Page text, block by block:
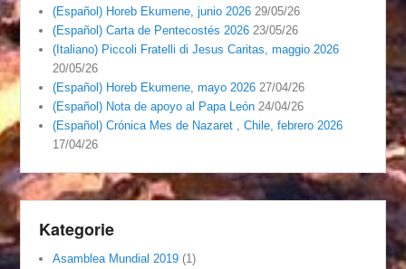
(Español) Horeb Ekumene, junio 2026 29/05/26
(Español) Carta de Pentecostés 2026 23/05/26
(Italiano) Piccoli Fratelli di Jesus Caritas, maggio 2026
20/05/26
(Español) Horeb Ekumene, mayo 2026 27/04/26
(Español) Nota de apoyo al Papa León 24/04/26
(Español) Crónica Mes de Nazaret , Chile, febrero 2026
17/04/26
Kategorie
Asamblea Mundial 2019 (1)